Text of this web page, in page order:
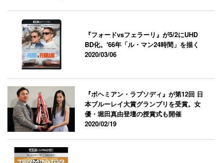
『フォードvsフェラーリ』が5/2にUHD
BD化。'66年「ル・マン24時間」を描く
2020/03/06
『ボヘミアン・ラプソディ』が第12回 日
本ブルーレイ大賞グランプリを受賞。女
優・堀田真由登壇の授賞式も開催
2020/02/19